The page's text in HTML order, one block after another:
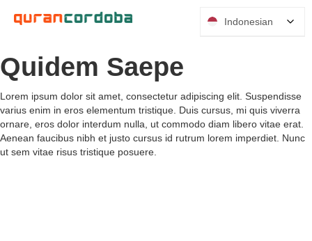
Quidem Saepe
Lorem ipsum dolor sit amet, consectetur adipiscing elit. Suspendisse
varius enim in eros elementum tristique. Duis cursus, mi quis viverra
ornare, eros dolor interdum nulla, ut commodo diam libero vitae erat.
Aenean faucibus nibh et justo cursus id rutrum lorem imperdiet. Nunc
ut sem vitae risus tristique posuere.
Indonesian